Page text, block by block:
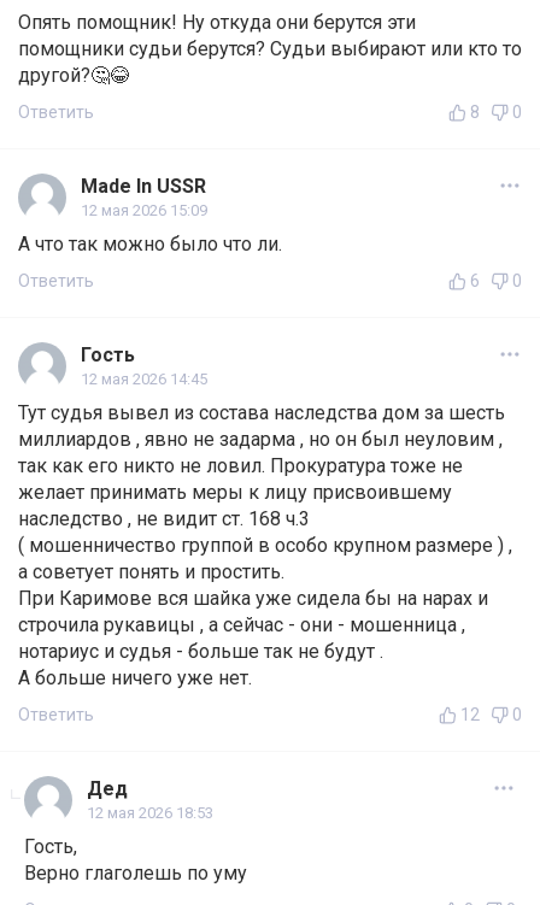
Опять помощник! Ну откуда они берутся эти
помощники судьи берутся? Судьи выбирают или кто то
другой?🤔😂
Ответить 8 0
Made In USSR
12 мая 2026 15:09
А что так можно было что ли.
Ответить 6 0
Гость
12 мая 2026 14:45
Тут судья вывел из состава наследства дом за шесть
миллиардов , явно не задарма , но он был неуловим ,
так как его никто не ловил. Прокуратура тоже не
желает принимать меры к лицу присвоившему
наследство , не видит ст. 168 ч.3
( мошенничество группой в особо крупном размере ) ,
а советует понять и простить.
При Каримове вся шайка уже сидела бы на нарах и
строчила рукавицы , а сейчас - они - мошенница ,
нотариус и судья - больше так не будут .
А больше ничего уже нет.
Ответить 12 0
Дед
12 мая 2026 18:53
Гость,
Верно глаголешь по уму